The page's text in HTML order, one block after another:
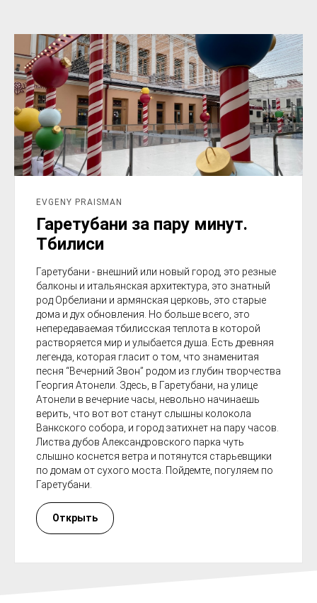
EVGENY PRAISMAN
Гаретубани за пару минут.
Тбилиси
Гаретубани - внешний или новый город, это резные
балконы и итальянская архитектура, это знатный
род Орбелиани и армянская церковь, это старые
дома и дух обновления. Но больше всего, это
непередаваемая тбилисская теплота в которой
растворяется мир и улыбается душа. Есть древняя
легенда, которая гласит о том, что знаменитая
песня “Вечерний Звон” родом из глубин творчества
Георгия Атонели. Здесь, в Гаретубани, на улице
Атонели в вечерние часы, невольно начинаешь
верить, что вот вот станут слышны колокола
Ванкского собора, и город затихнет на пару часов.
Листва дубов Александровского парка чуть
слышно коснется ветра и потянутся старьевщики
по домам от сухого моста. Пойдемте, погуляем по
Гаретубани.
Открыть